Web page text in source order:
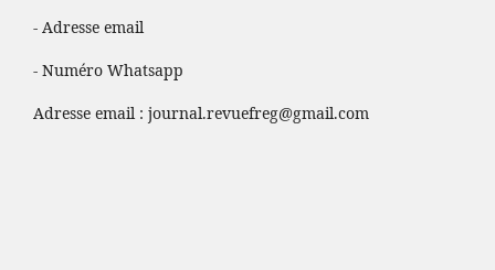
- Adresse email
- Numéro Whatsapp
Adresse email : journal.revuefreg@gmail.com